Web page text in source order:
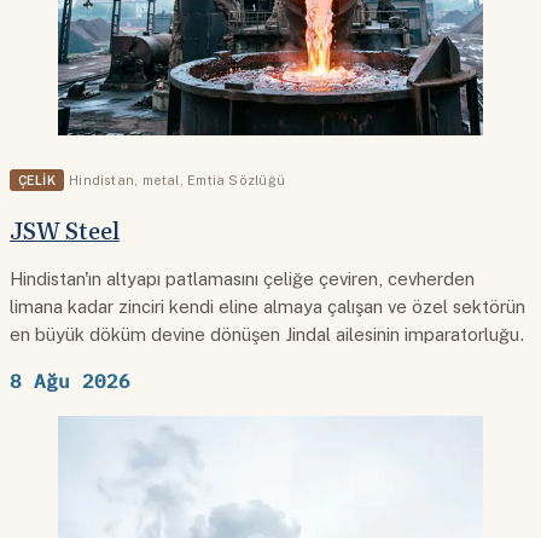
ÇELIK Hindistan metal Emtia Sözlüğü
JSW Steel
Hindistan'ın altyapı patlamasını çeliğe çeviren, cevherden
limana kadar zinciri kendi eline almaya çalışan ve özel sektörün
en büyük döküm devine dönüşen Jindal ailesinin imparatorluğu.
8 Ağu 2026